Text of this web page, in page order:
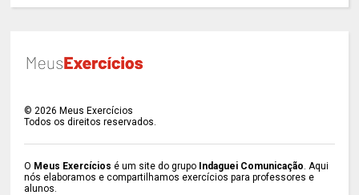
©2026 Meus Exercícios
Todos os direitos reservados.
O Meus Exercícios é um site do grupo Indaguei Comunicação. Aqui
nós elaboramos e compartilhamos exercícios para professores e
alunos.